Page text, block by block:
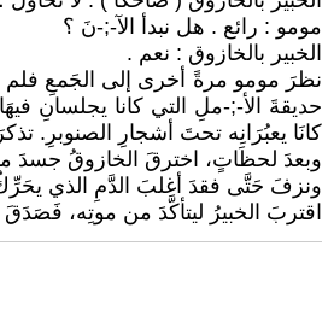
مومو : رائع . هل نبدأ اﻵ-;-نَ ؟
الخبير بالخازوق : نعم .
نظرَ مومو مرةً أخرى إلى الجَمعِ فلم
حديقةَ اﻷ-;-ملِ التي كانا يجلسانِ
كانَا يعبُرَانِه تحتَ أشجارِ الصنوبرِ.
وبعدَ لحظَاتٍ، اخترقَ الخازوقُ جسدَ
ونزفَ حَتَّى فقدَ أغلبَ الدَّمِ الذي
اقتربَ الخبيرُ ليتأكَّدَ من موتِه،